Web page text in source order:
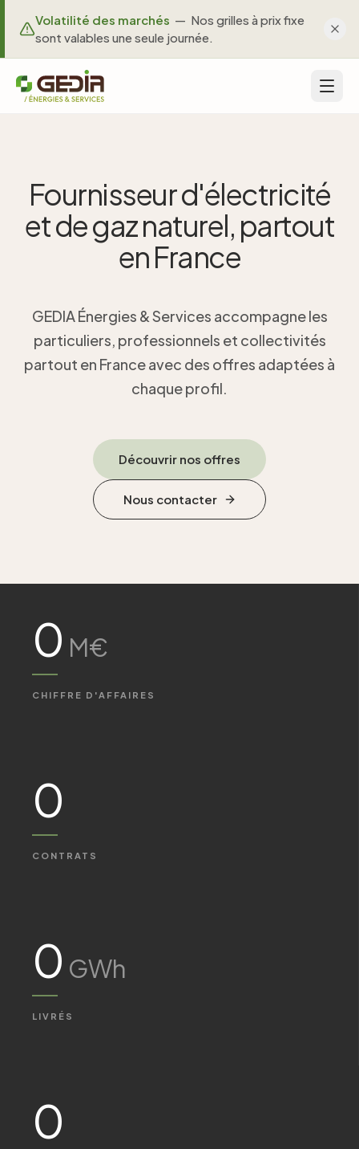
Volatilité des marchés — Nos grilles à prix fixe
sont valables une seule journée.
Qui
offres
Particuliers
Collectivités
Contact
37
00
20
Fournisseur d'électricité
et de gaz naturel, partout
en France
GEDIA Énergies & Services accompagne les
particuliers, professionnels et collectivités
partout en France avec des offres adaptées à
chaque profil.
Découvrir nos offres
Nous contacter
0 M€
CHIFFRE D'AFFAIRES
0
CONTRATS
0 GWh
LIVRÉS
0